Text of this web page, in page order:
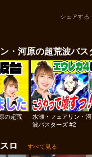
シェアする
・河原の超荒波バス
の超荒
水瀬・フェアリン・
波バスターズ #2
ロ すべて見る